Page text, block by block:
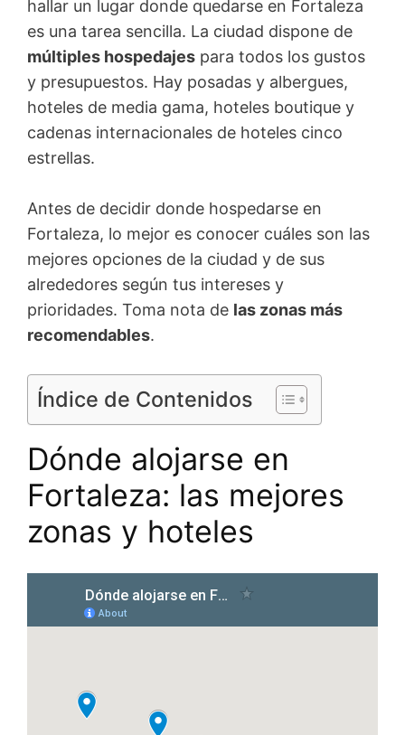
hallar un lugar donde quedarse en Fortaleza
es una tarea sencilla. La ciudad dispone de
múltiples hospedajes para todos los gustos
y presupuestos. Hay posadas y albergues,
hoteles de media gama, hoteles boutique y
cadenas internacionales de hoteles cinco
estrellas.
Antes de decidir donde hospedarse en
Fortaleza, lo mejor es conocer cuáles son las
mejores opciones de la ciudad y de sus
alrededores según tus intereses y
prioridades. Toma nota de las zonas más
recomendables.
Índice de Contenidos
Dónde alojarse en
Fortaleza: las mejores
zonas y hoteles